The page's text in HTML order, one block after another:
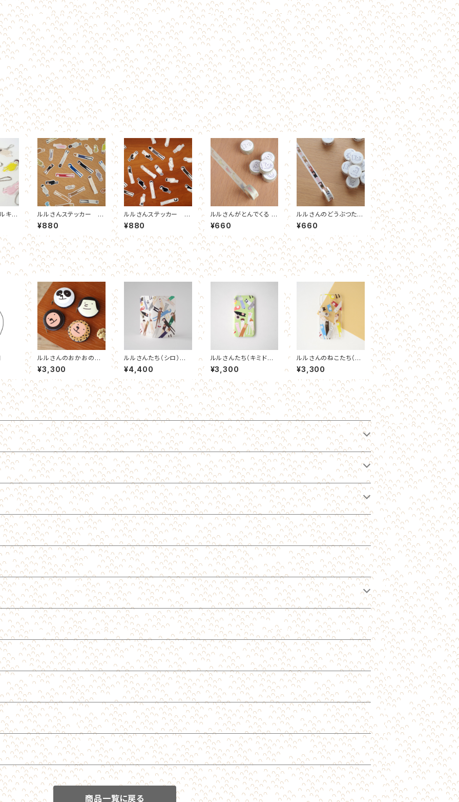
キー
ルルさんステッカー カ
ラー
¥880
ルルさんステッカー と
うめい
¥880
ルルさんがとんでくる マ
スキングテープ
¥660
ルルさんのどうぶつたち
マスキングテープ
¥660
ルルさんのおかおのポ
ーチ
¥3,300
ルルさんたち（シロ）手
帳型スマホケース
¥4,400
ルルさんたち（キミドリ）
スマホケース
¥3,300
ルルさんのねこたち（ト
ウメイ） スマホケース
¥3,300
商品一覧に戻る